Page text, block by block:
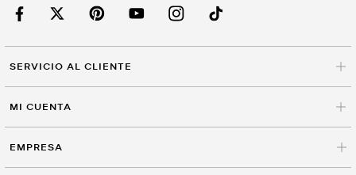
SERVICIO AL CLIENTE
MI CUENTA
EMPRESA